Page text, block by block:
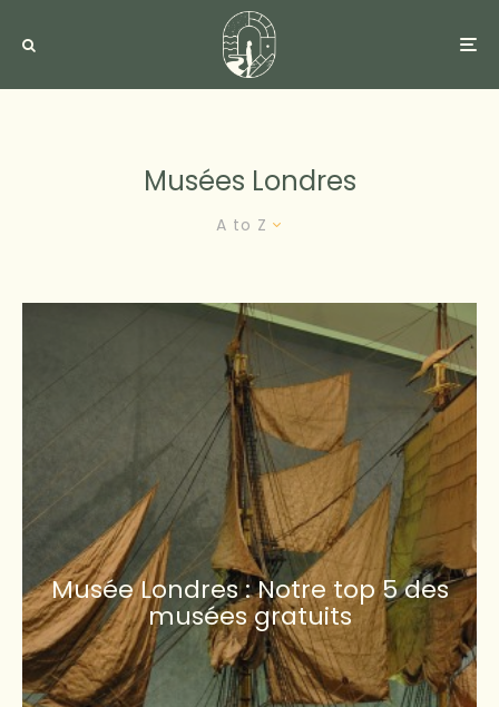
Musées Londres
A to Z
Musée Londres : Notre top 5 des
musées gratuits